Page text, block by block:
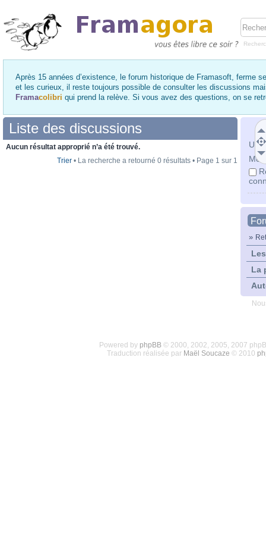
Après 15 années d’existence, le forum historique de Framasoft, ferme
et les curieux, il reste toujours possible de consulter les discussions
Framacolibri qui prend la relève. Si vous avez des questions, on se
Mot
»
La
Liste des discussions
Aucun résultat approprié n’a été trouvé.
Trier • La recherche a retourné 0 résultats • Page 1 sur 1
Powered by phpBB© 2000, 2002, 2005, 2007
Traduction réalisée par Maël Soucaze © 2010